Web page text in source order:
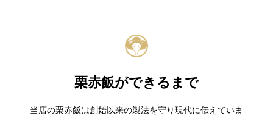
栗赤飯ができるまで
当店の栗赤飯は創始以来の製法を守り現代に伝えていま